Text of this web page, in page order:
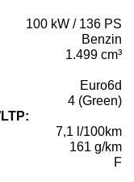
100 kW / 136 PS
Benzin
1.499 cm³
Euro6d
4 (Green)
7,1 l/100km
161 g/km
F